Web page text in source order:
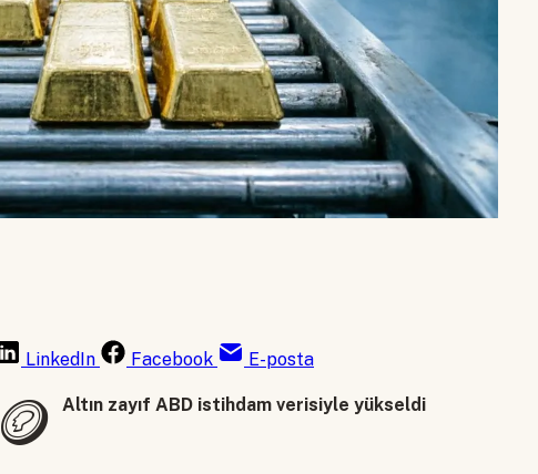
LinkedIn Facebook E-posta
🪙 Altın zayıf ABD istihdam verisiyle yükseldi